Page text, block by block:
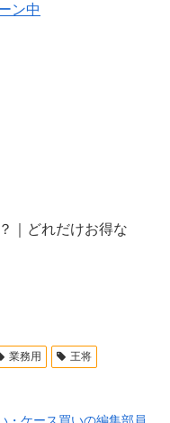
ン中
｜どれだけお得な
業務用
王将
・ケース買いの編集部員